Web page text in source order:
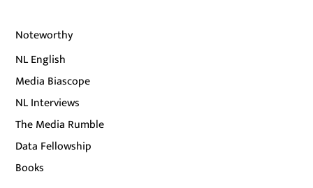
Noteworthy
NL English
Media Biascope
NL Interviews
The Media Rumble
Data Fellowship
Books